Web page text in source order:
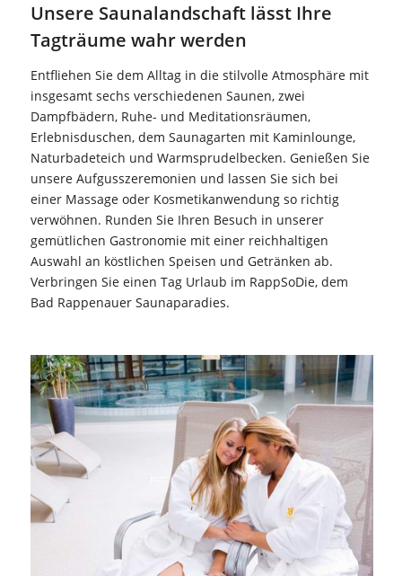
Unsere Saunalandschaft lässt Ihre
Tagträume wahr werden
Entfliehen Sie dem Alltag in die stilvolle Atmosphäre mit
insgesamt sechs verschiedenen Saunen, zwei
Dampfbädern, Ruhe- und Meditationsräumen,
Erlebnisduschen, dem Saunagarten mit Kaminlounge,
Naturbadeteich und Warmsprudelbecken. Genießen Sie
unsere Aufgusszeremonien und lassen Sie sich bei
einer Massage oder Kosmetikanwendung so richtig
verwöhnen. Runden Sie Ihren Besuch in unserer
gemütlichen Gastronomie mit einer reichhaltigen
Auswahl an köstlichen Speisen und Getränken ab.
Verbringen Sie einen Tag Urlaub im RappSoDie, dem
Bad Rappenauer Saunaparadies.